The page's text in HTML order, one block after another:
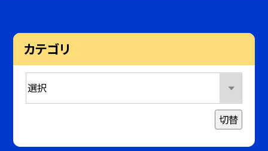
カテゴリ
切替